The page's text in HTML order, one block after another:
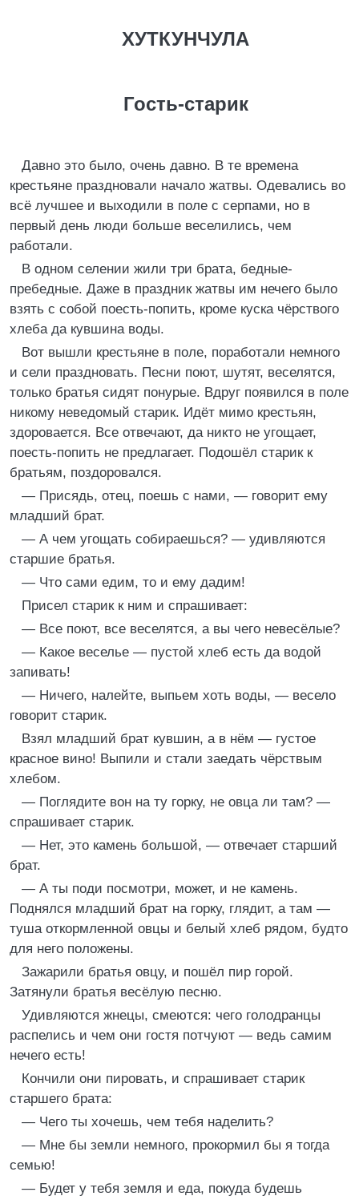
ХУТКУНЧУЛА
Гость-старик
Давно это было, очень давно. В те времена
крестьяне праздновали начало жатвы. Одевались во
всё лучшее и выходили в поле с серпами, но в
первый день люди больше веселились, чем
работали.
В одном селении жили три брата, бедные-
пребедные. Даже в праздник жатвы им нечего было
взять с собой поесть-попить, кроме куска чёрствого
хлеба да кувшина воды.
Вот вышли крестьяне в поле, поработали немного
и сели праздновать. Песни поют, шутят, веселятся,
только братья сидят понурые. Вдруг появился в поле
никому неведомый старик. Идёт мимо крестьян,
здоровается. Все отвечают, да никто не угощает,
поесть-попить не предлагает. Подошёл старик к
братьям, поздоровался.
— Присядь, отец, поешь с нами, — говорит ему
младший брат.
— А чем угощать собираешься? — удивляются
старшие братья.
— Что сами едим, то и ему дадим!
Присел старик к ним и спрашивает:
— Все поют, все веселятся, а вы чего невесёлые?
— Какое веселье — пустой хлеб есть да водой
запивать!
— Ничего, налейте, выпьем хоть воды, — весело
говорит старик.
Взял младший брат кувшин, а в нём — густое
красное вино! Выпили и стали заедать чёрствым
хлебом.
— Поглядите вон на ту горку, не овца ли там? —
спрашивает старик.
— Нет, это камень большой, — отвечает старший
брат.
— А ты поди посмотри, может, и не камень.
Поднялся младший брат на горку, глядит, а там —
туша откормленной овцы и белый хлеб рядом, будто
для него положены.
Зажарили братья овцу, и пошёл пир горой.
Затянули братья весёлую песню.
Удивляются жнецы, смеются: чего голодранцы
распелись и чем они гостя потчуют — ведь самим
нечего есть!
Кончили они пировать, и спрашивает старик
старшего брата:
— Чего ты хочешь, чем тебя наделить?
— Мне бы земли немного, прокормил бы я тогда
семью!
— Будет у тебя земля и еда, покуда будешь